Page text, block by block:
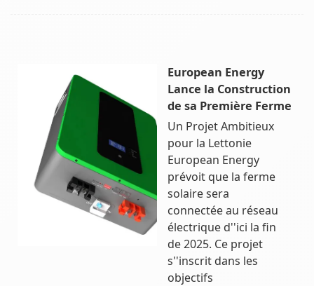
European Energy
Lance la Construction
de sa Première Ferme
Un Projet Ambitieux
pour la Lettonie
European Energy
prévoit que la ferme
solaire sera
connectée au réseau
électrique d''ici la fin
de 2025. Ce projet
s''inscrit dans les
objectifs